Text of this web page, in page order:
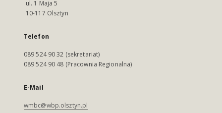
ul. 1 Maja 5
10-117 Olsztyn
Telefon
089 524 90 32 (sekretariat)
089 524 90 48 (Pracownia Regionalna)
E-Mail
wmbc@wbp.olsztyn.pl